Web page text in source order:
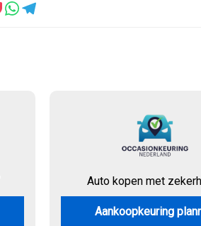
Auto kopen met
Aankoopkeuring